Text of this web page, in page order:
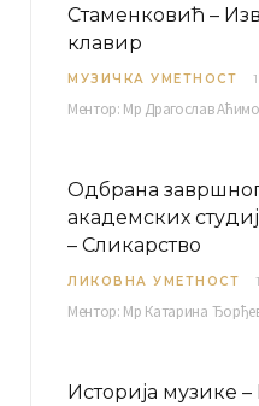
Стаменковић –
клавир
МУЗИЧКА УМЕТНОСТ
Одбрана
академских
– Сликарство
ЛИКОВНА УМЕТНОСТ
Историја музике